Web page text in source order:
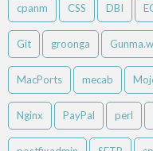
cpanm CSS DBI
Git groonga
MacPorts mecab
Nginx PayPal perl